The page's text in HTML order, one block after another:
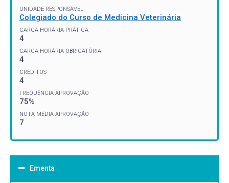
UNIDADE RESPONSÁVEL
Colegiado do Curso de Medicina Veterinária
CARGA HORÁRIA PRÁTICA
4
CARGA HORÁRIA OBRIGATÓRIA
4
CRÉDITOS
4
FREQUÊNCIA APROVAÇÃO
75%
NOTA MÉDIA APROVAÇÃO
7
Ementa